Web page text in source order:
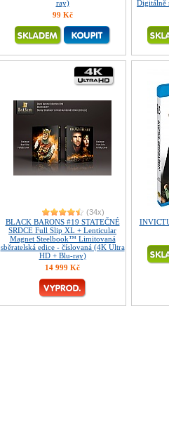
ray)
99 Kč
Digitálně
(34x)
BLACK BARONS #19 STATEČNÉ
SRDCE Full Slip XL + Lenticular
Magnet Steelbook™ Limitovaná
sběratelská edice - číslovaná (4K Ultra
HD + Blu-ray)
14 999 Kč